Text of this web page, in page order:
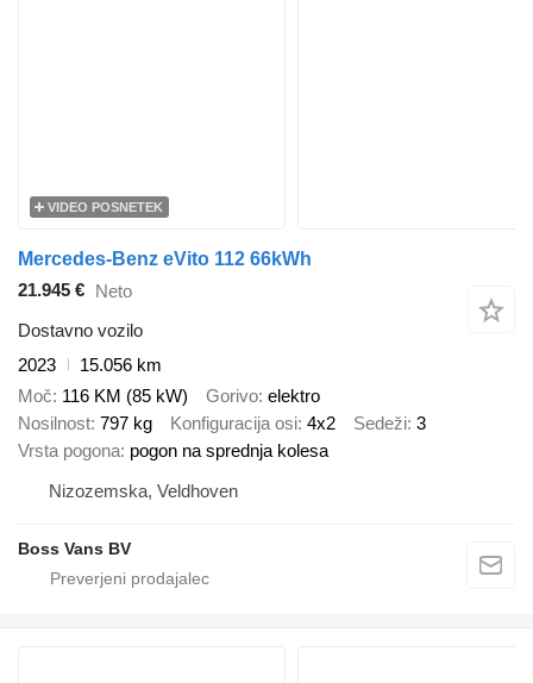
VIDEO POSNETEK
Mercedes-Benz eVito 112 66kWh
21.945 € Neto
Dostavno vozilo
2023
15.056 km
Moč 116 KM (85 kW) Gorivo elektro
Nosilnost 797 kg Konfiguracija osi 4x2 Sedeži 3
Vrsta pogona pogon na sprednja kolesa
Nizozemska, Veldhoven
Boss Vans BV